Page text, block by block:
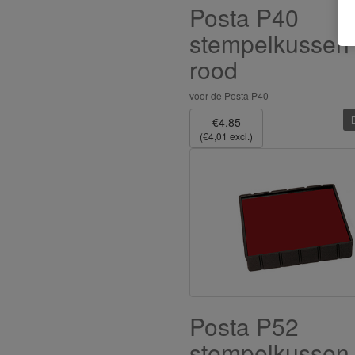
Posta P40
stempelkussen
rood
voor de Posta P40
€4,85
(€4,01 excl.)
Posta P52